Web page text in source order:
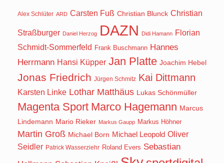
Alex Schlüter ARD Carsten Fuß Christian Blunck Christian
Straßburger Daniel Herzog DAZN Didi Hamann Florian
Schmidt-Sommerfeld Frank Buschmann Hannes
Herrmann Hansi Küpper Jan Platte Joachim Hebel
Jonas Friedrich Jürgen Schmitz Kai Dittmann
Karsten Linke Lothar Matthäus Lukas Schönmüller
Magenta Sport Marco Hagemann Marcus
Lindemann Mario Rieker Markus Gaupp Markus Höhner
Martin Groß Michael Born Michael Leopold Oliver
Seidler Patrick Wasserziehr Roland Evers Sebastian